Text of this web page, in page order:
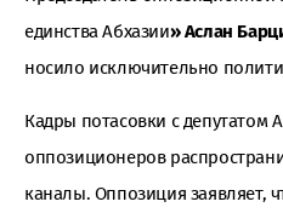
единства Абхазии» Аслан
носило исключительно
Кадры потасовки с депутатом
оппозиционеров
каналы. Оппозиция заявляет,